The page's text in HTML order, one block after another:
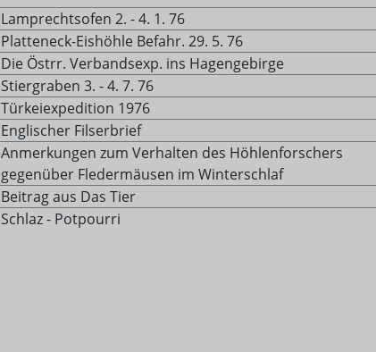
Lamprechtsofen 2. - 4. 1. 76
Platteneck-Eishöhle Befahr. 29. 5. 76
Die Östrr. Verbandsexp. ins Hagengebirge
Stiergraben 3. - 4. 7. 76
Türkeiexpedition 1976
Englischer Filserbrief
Anmerkungen zum Verhalten des Höhlenforschers
gegenüber Fledermäusen im Winterschlaf
Beitrag aus Das Tier
Schlaz - Potpourri